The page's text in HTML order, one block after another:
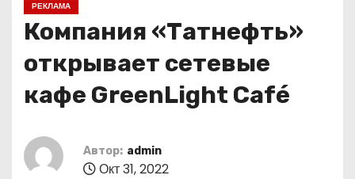
РЕКЛАМА
Компания «Татнефть»
открывает сетевые
кафе GreenLight Café
Автор: admin
Окт 31, 2022